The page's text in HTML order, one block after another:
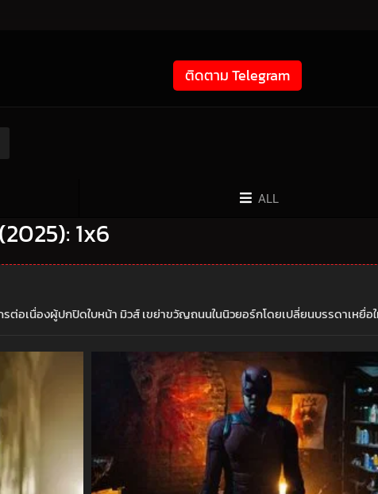
ติดตาม Telegram
ALL
1x6
ต่อเนื่องผู้ปกปิดใบหน้า มิวส์ เขย่าขวัญถนนในนิวยอร์กโดยเปลี่ยนบรรดาเหยื่